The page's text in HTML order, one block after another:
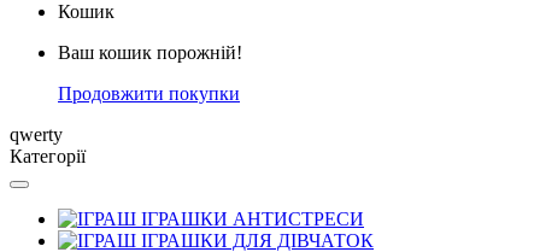
Кошик
Ваш кошик порожній!
Продовжити покупки
qwerty
Категорії
ІГРАШКИ АНТИСТРЕСИ
ІГРАШКИ ДЛЯ ДІВЧАТОК